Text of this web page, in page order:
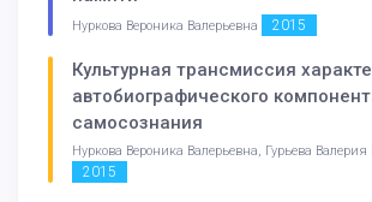
Нуркова Вероника Валерьевна 2015
Культурная трансмиссия
автобиографического
самосознания
Нуркова Вероника Валерьевна, Гурьева Валерия
2015